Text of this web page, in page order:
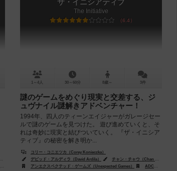
ザ・イニシアティブ
The Initiative
6.4
1～4人 30～60分 8歳～ 3件
謎のゲームをめぐり現実と交差する、ジ
ュヴナイル謎解きアドベンチャー！
1994年、四人のティーンエイジャーがガレージセー
ルで謎のゲームを見つけた。 遊び進めていくと、そ
れは奇妙に現実と結びついていく。 『ザ・イニシア
ティブ』の秘密を解き明か...
コリー・コニエツカ（Corey Konieczka）
デビッド・アルディラ（David Ardila）
チャン・チャウ（Chan Chau）
アンエクスペクテッド・ゲームズ（Unexpected Games）
ADCブラックファイア・エンターテイメント（ADC Blackfire Entertainment）